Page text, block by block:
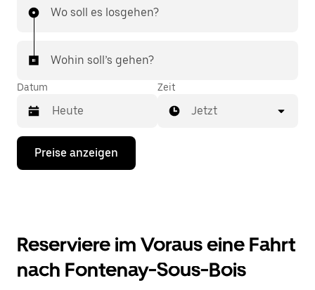
Wo soll es losgehen?
Wohin soll’s gehen?
Datum
Drücke
Nach-
Kalender
interagieren
Zeit
Jetzt
Preise anzeigen
Reserviere im Voraus eine Fahrt
nach Fontenay-Sous-Bois